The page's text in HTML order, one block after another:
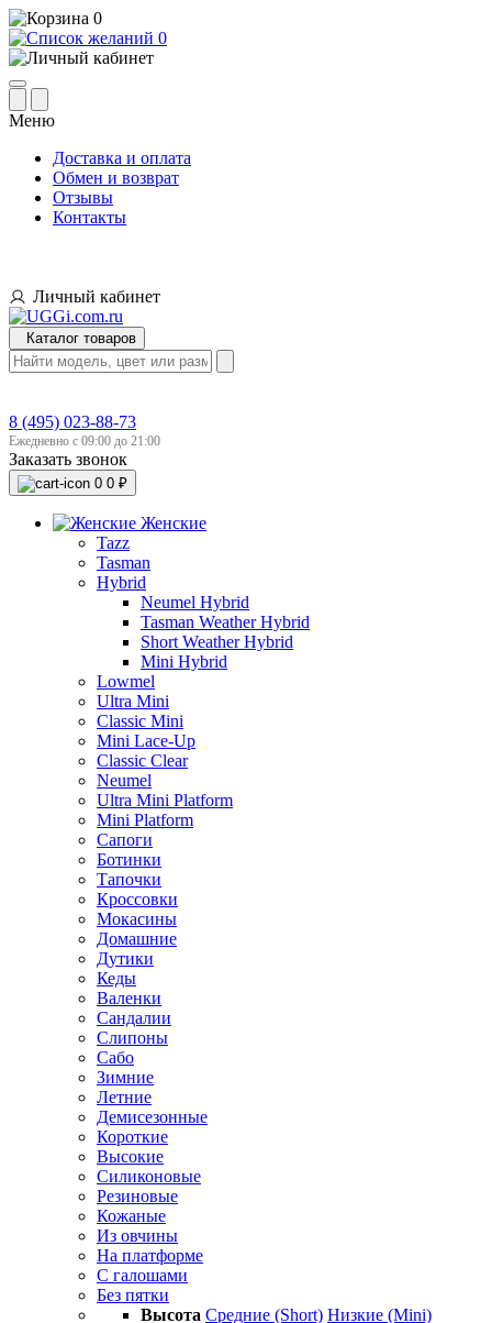
0
0
Меню
Доставка и оплата
Обмен и возврат
Отзывы
Контакты
Личный кабинет
Каталог товаров
8 (495) 023-88-73
Ежедневно с 09:00 до 21:00
Заказать звонок
0 0 ₽
Женские
Tazz
Tasman
Hybrid
Neumel Hybrid
Tasman Weather Hybrid
Short Weather Hybrid
Mini Hybrid
Lowmel
Ultra Mini
Classic Mini
Mini Lace-Up
Classic Clear
Neumel
Ultra Mini Platform
Mini Platform
Сапоги
Ботинки
Тапочки
Кроссовки
Мокасины
Домашние
Дутики
Кеды
Валенки
Сандалии
Слипоны
Сабо
Зимние
Летние
Демисезонные
Короткие
Высокие
Силиконовые
Резиновые
Кожаные
Из овчины
На платформе
С галошами
Без пятки
Высота Средние (Short) Низкие (Mini)